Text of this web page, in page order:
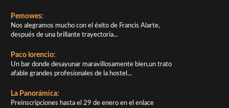
Pemowes:
Nos alegramos mucho con el éxito de Francis Alarte,
después de una brillante trayectoria...
Paco lorencio:
Un bar donde desayunar maravillosamente bien,un trato
afable grandes profesionales de la hostel...
La Panorámica:
Preinscripciones hasta el 29 de enero en el enlace